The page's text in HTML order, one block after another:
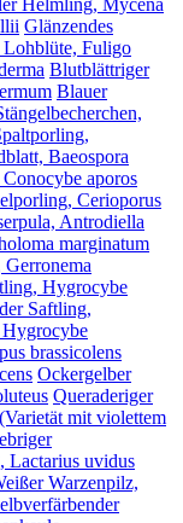
Helmling, Mycena
Glänzendes
Lohblüte, Fuligo
Blutblättriger
Blauer
Baeospora
aporos
Cerioporus
Antrodiella
marginatum
Hygrocybe
Saftling,
brassicolens
Ockergelber
Queraderiger
mit violettem
Lactarius uvidus
Warzenpilz,